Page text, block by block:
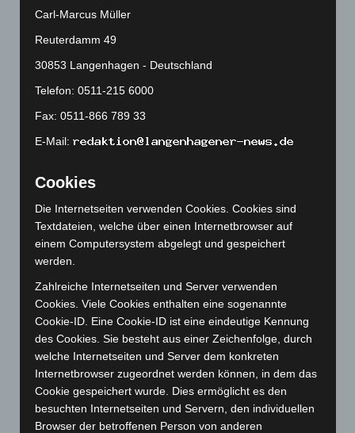
März 2025(111)
Februar 2025(96)
Januar 2025(88)
Dezember 2024(89)
November 2024 (94)
Oktober 2024 (93)
August 2024(107)
Juli 2024(89)
Juni 2024(107)
(149)
März 2024 (103)
Februar 2024(103)
Dezember 2023(130)
November 2023(130)
Oktober 2023
(114)
Carl-Marcus Müller
Reuterdamm 49
30853 Langenhagen - Deutschland
Telefon: 0511-215 6000
Fax: 0511-866 789 33
E-Mail:
Cookies
Die Internetseiten verwenden Cookies. Cookies sind
Textdateien, welche über einen Internetbrowser auf
einem Computersystem abgelegt und gespeichert
werden.
Zahlreiche Internetseiten und Server verwenden
Cookies. Viele Cookies enthalten eine sogenannte
Cookie-ID. Eine Cookie-ID ist eine eindeutige Kennung
des Cookies. Sie besteht aus einer Zeichenfolge, durch
welche Internetseiten und Server dem konkreten
Internetbrowser zugeordnet werden können, in dem das
Cookie gespeichert wurde. Dies ermöglicht es den
besuchten Internetseiten und Servern, den individuellen
Browser der betroffenen Person von anderen